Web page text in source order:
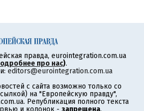
правда, eurointegration.com.ua
про нас).
editors@eurointegration.com.ua
с сайта возможно только со
на "Европейскую правду",
Републикация полного текста
и колонок - запрещена.